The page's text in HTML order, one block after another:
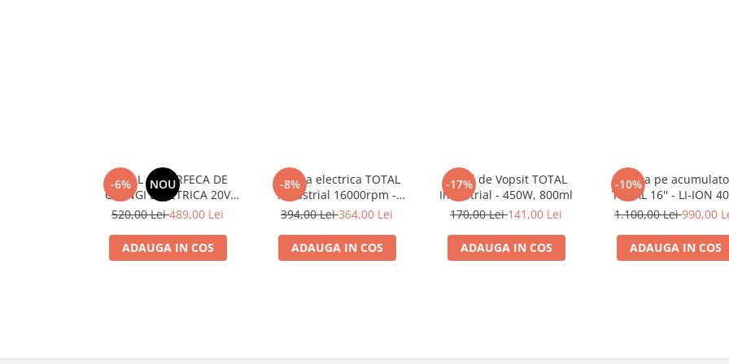
-6% NOU
TOTAL - FOARFECA DE
CRENGI ELECTRICA 20V
PS20 (NUINCLUDE
INCARCATOR)
520,00 Lei489,00 Lei
ADAUGA IN COS
-8%
Rindea electrica TOTAL
Industrial 16000rpm -
1050W
394,00 Lei364,00 Lei
ADAUGA IN COS
-17%
Pistol de Vopsit TOTAL
Industrial - 450W, 800ml
170,00 Lei141,00 Lei
ADAUGA IN COS
-10%
Drujba pe
TOTAL 16'' - LI-ION
(INCLUDE 2
1.100,00 Lei990,00
ADAUGA IN COS